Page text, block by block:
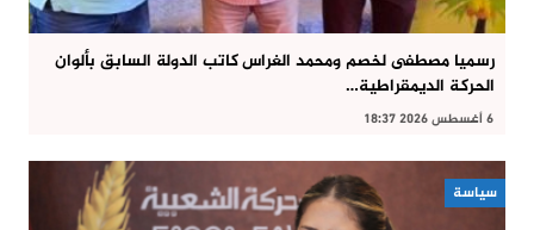
رسميا مصطفى لخصم ومحمد الغراس كاتب الدولة السابق بألوان
الحركة الديمقراطية…
6 أغسطس 2026 18:37
سياسة